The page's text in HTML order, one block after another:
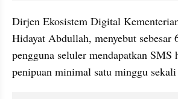
Dirjen Ekosistem Digital
Hidayat Abdullah, menyebut sebesar
pengguna seluler mendapatkan SMS
penipuan minimal satu minggu